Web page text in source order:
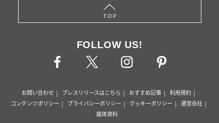
TOP
FOLLOW US!
お問い合わせ プレスリリースはこちら おすすめ記事
利用規約
コンテンツポリシー
プライバシーポリシー クッキーポリシー
運営会社
媒体資料